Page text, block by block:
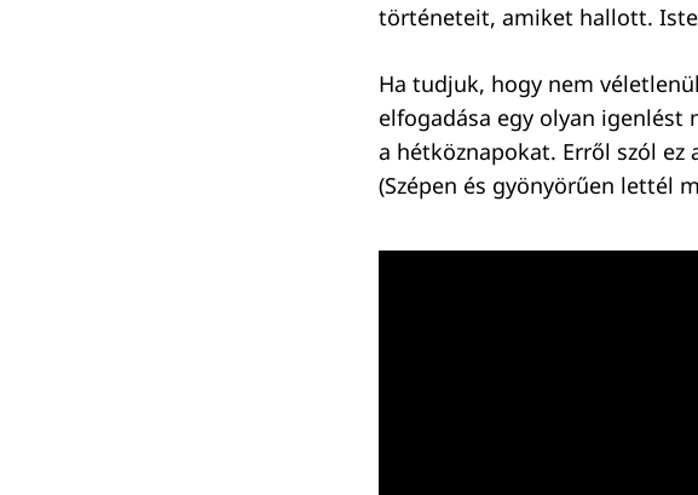
történeteit, amiket hallott.
Ha tudjuk, hogy nem
elfogadása egy olyan
a hétköznapokat. Erről szól
(Szépen és gyönyörűen lettél